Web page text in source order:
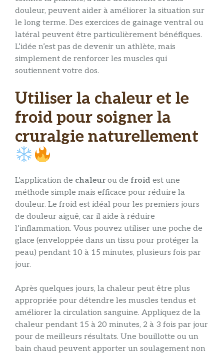
douleur, peuvent aider à améliorer la situation sur
le long terme. Des exercices de gainage ventral ou
latéral peuvent être particulièrement bénéfiques.
L’idée n’est pas de devenir un athlète, mais
simplement de renforcer les muscles qui
soutiennent votre dos.
Utiliser la chaleur et le
froid pour soigner la
cruralgie naturellement
L’application de chaleurou de froid est une
méthode simple mais efficace pour réduire la
douleur. Le froid est idéal pour les premiers jours
de douleur aiguë, car il aide à réduire
l’inflammation. Vous pouvez utiliser une poche de
glace (enveloppée dans un tissu pour protéger la
peau) pendant 10 à 15 minutes, plusieurs fois par
jour.
Après quelques jours, la chaleur peut être plus
appropriée pour détendre les muscles tendus et
améliorer la circulation sanguine. Appliquez de la
chaleur pendant 15 à 20 minutes, 2 à 3 fois par jour
pour de meilleurs résultats. Une bouillotte ou un
bain chaud peuvent apporter un soulagement non